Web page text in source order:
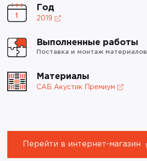
Год
2019
Выполненные работы
Поставка и монтаж материалов
Материалы
САБ Акустик Премиум
Перейти в интернет-магазин